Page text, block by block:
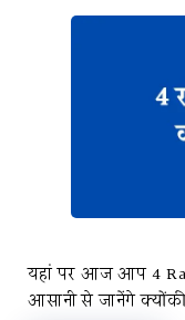
यहां पर आज आप 4
आसानी से जानेंगे